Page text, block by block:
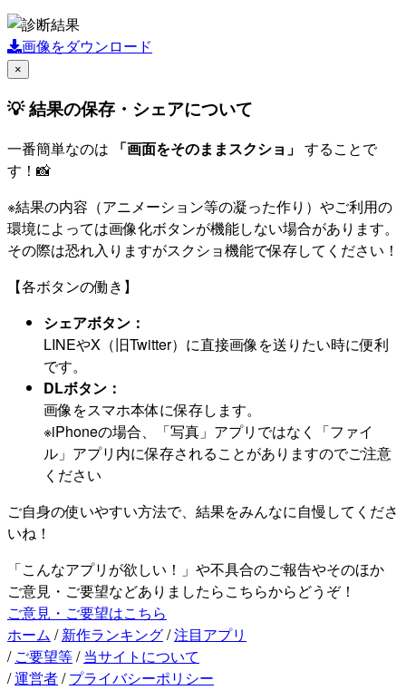
画像をダウンロード
×
💡 結果の保存・シェアについて
一番簡単なのは 「画面をそのままスクショ」 することで
す！📸
※結果の内容（アニメーション等の凝った作り）やご利用の
環境によっては画像化ボタンが機能しない場合があります。
その際は恐れ入りますがスクショ機能で保存してください！
【各ボタンの働き】
シェアボタン：
LINEやX（旧Twitter）に直接画像を送りたい時に便利
です。
DLボタン：
画像をスマホ本体に保存します。
※iPhoneの場合、「写真」アプリではなく「ファイ
ル」アプリ内に保存されることがありますのでご注意
ください
ご自身の使いやすい方法で、結果をみんなに自慢してくださ
いね！
「こんなアプリが欲しい！」や不具合のご報告やそのほか
ご意見・ご要望などありましたらこちらからどうぞ！
ご意見・ご要望はこちら
ホーム / 新作ランキング/注目アプリ
/ ご要望等/ 当サイトについて
/運営者/ プライバシーポリシー